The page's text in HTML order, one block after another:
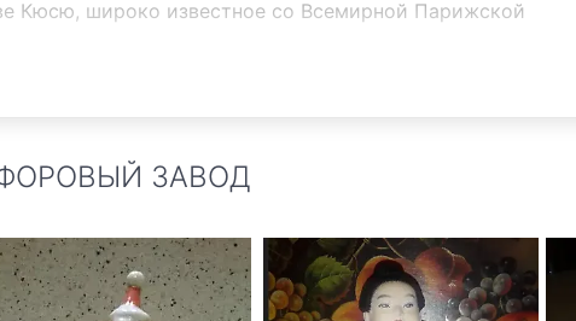
Кюсю, широко известное со Всемирной Парижской
ЗАВОД